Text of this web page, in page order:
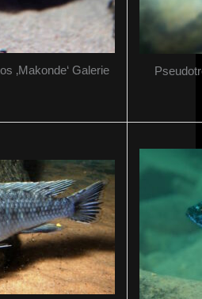
‚Makonde‘ Galerie